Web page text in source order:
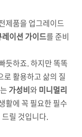
제품을 업그레이드
이션 가이드를 준비
듯하죠. 하지만 똑똑
활용하고 삶의 질
가성비와미니멀리
활에 꼭 필요한 필수
릴 것입니다.